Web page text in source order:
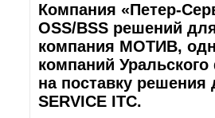
Компания «Петер-
OSS/BSS решений
компания МОТИВ,
компаний
на поставку решения
SERVICE ITC.